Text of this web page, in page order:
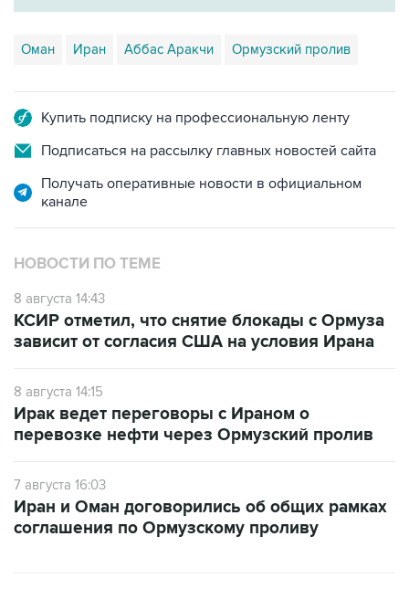
Оман Иран Аббас Аракчи Ормузский пролив
Купить подписку на профессиональную ленту
Подписаться на рассылку главных новостей сайта
Получать оперативные новости в официальном
канале
НОВОСТИ ПО ТЕМЕ
8 августа 14:43
КСИР отметил, что снятие блокады с Ормуза
зависит от согласия США на условия Ирана
8 августа 14:15
Ирак ведет переговоры с Ираном о
перевозке нефти через Ормузский пролив
7 августа 16:03
Иран и Оман договорились об общих рамках
соглашения по Ормузскому проливу